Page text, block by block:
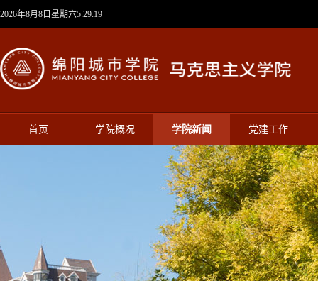
2026年8月8日星期六5:29:19
首页 学院概况 学院新闻 党建工作